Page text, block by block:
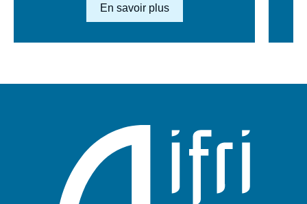
Lien en savoir plus
En savoir plus